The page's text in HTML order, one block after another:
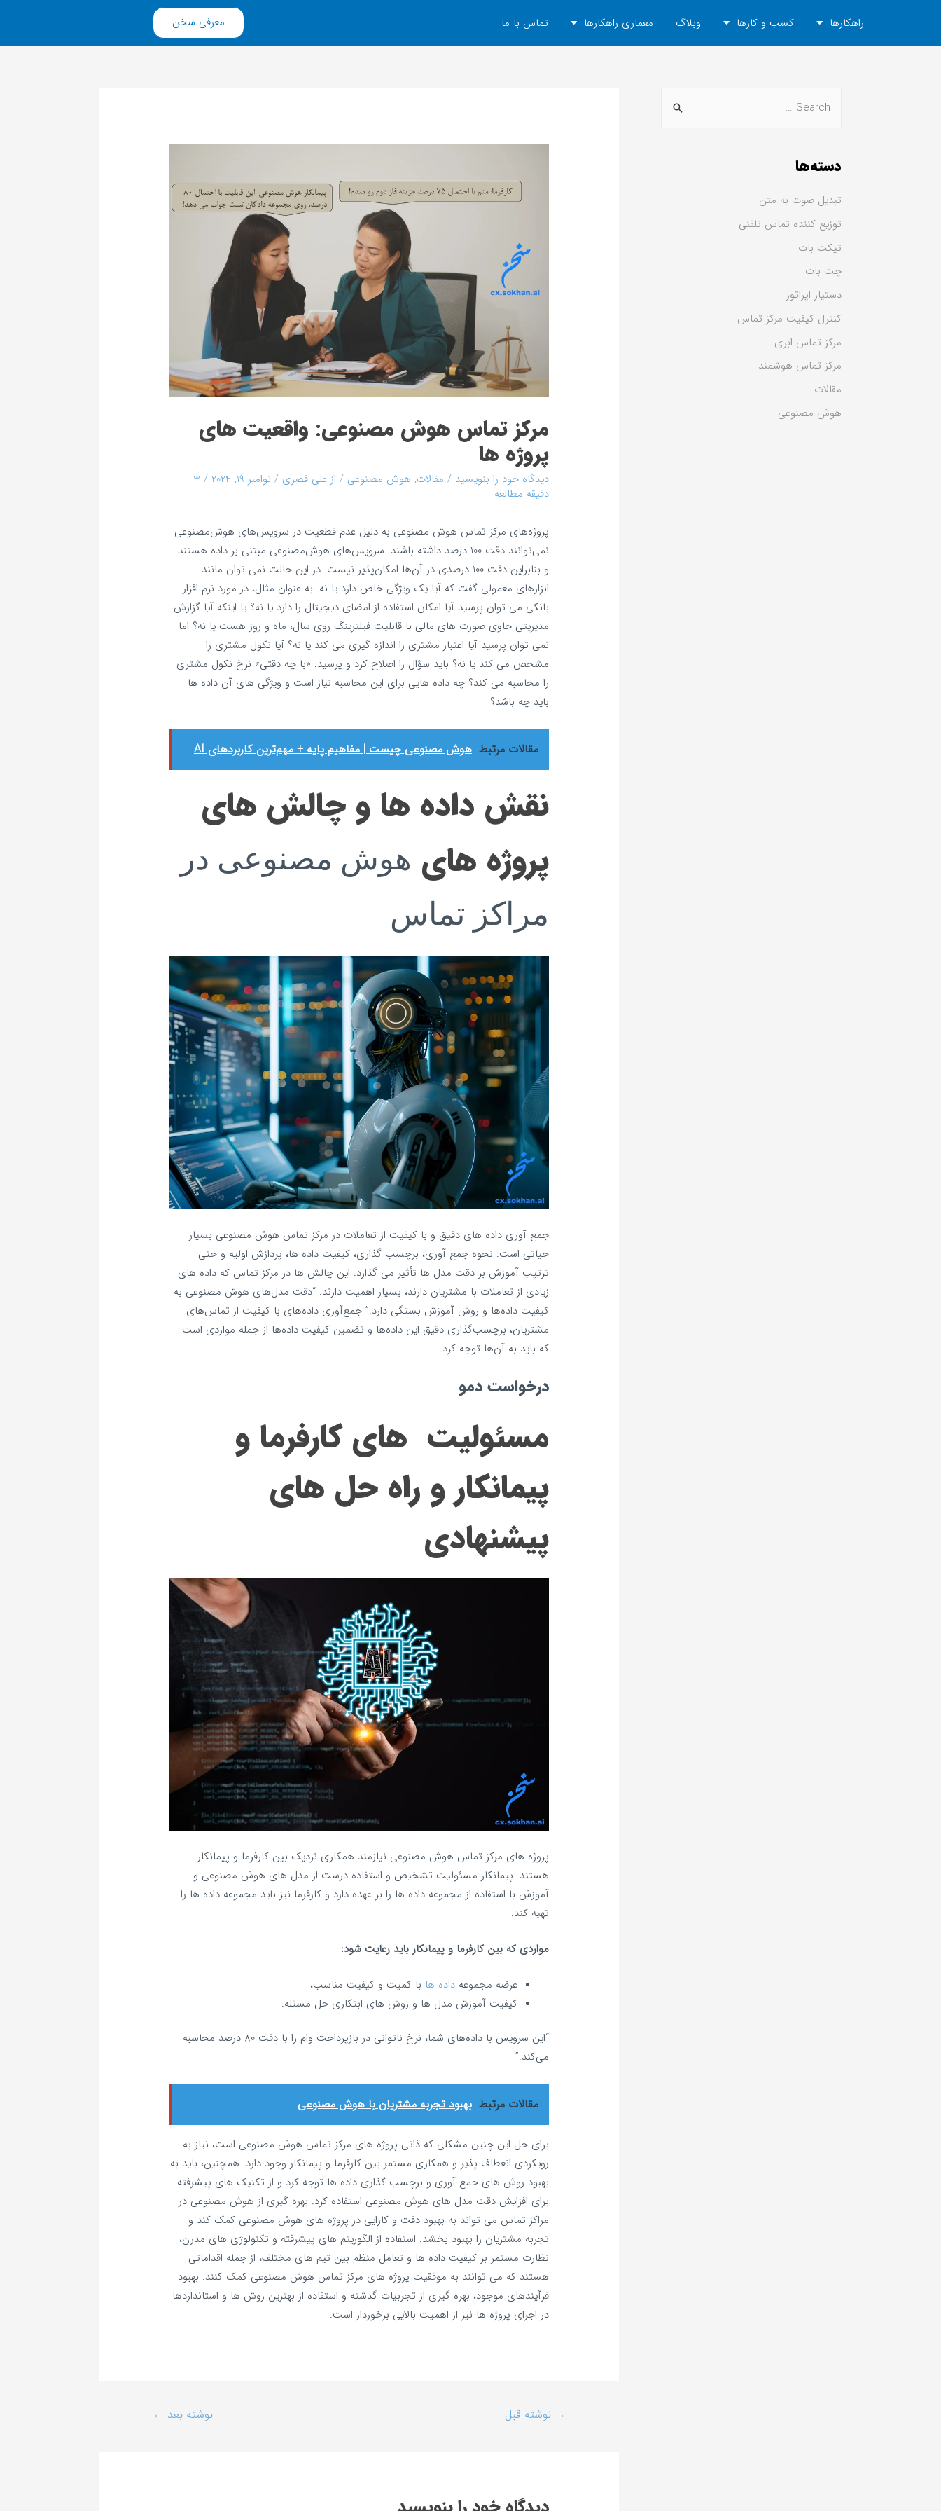
راهکارها کسب و کارها وبلاگ معماری راهکارها تماس با ما معرفی سخن
دسته‌ها
تبدیل صوت به متن
توزیع کننده تماس تلفنی
تیکت بات
چت بات
دستیار اپراتور
کنترل کیفیت مرکز تماس
مرکز تماس ابری
مرکز تماس هوشمند
مقالات
هوش مصنوعی
مرکز تماس هوش مصنوعی: واقعیت‌ های
پروژه‌ ها
دیدگاه‌ خود را بنویسید / مقالات, هوش مصنوعی / از علی قصری / نوامبر 19, 2024 /
3
دقیقه مطالعه
پروژه‌های مرکز تماس هوش مصنوعی به دلیل عدم قطعیت در سرویس‌های هوش‌مصنوعی
نمی‌توانند دقت 100 درصد داشته باشند. سرویس‌های هوش‌مصنوعی مبتنی بر داده هستند
و بنابراین دقت 100 درصدی در آن‌ها امکان‌پذیر نیست. در این حالت نمی‌ توان مانند
ابزارهای معمولی گفت که آیا یک ویژگی خاص دارد یا نه. به عنوان مثال، در مورد نرم‌ افزار
بانکی می‌ توان پرسید آیا امکان استفاده از امضای دیجیتال را دارد یا نه؟ یا اینکه آیا گزارش
مدیریتی حاوی صورت‌ های مالی با قابلیت فیلترینگ روی سال، ماه و روز هست یا نه؟ اما
نمی‌ توان پرسید آیا اعتبار مشتری را اندازه‌ گیری می‌ کند یا نه؟ آیا نکول مشتری را
مشخص می‌ کند یا نه؟ باید سؤال را اصلاح کرد و پرسید: «با چه دقتی» نرخ نکول مشتری
را محاسبه می‌ کند؟ چه داده‌ هایی برای این محاسبه نیاز است و ویژگی‌ های آن داده‌ ها
باید چه باشد؟
مقالات مرتبط هوش مصنوعی چیست | مفاهیم پایه + مهم‌ترین کاربردهای AI
نقش داده‌ ها و چالش‌ های
پروژه‌ های هوش مصنوعی در
مراکز تماس
جمع‌ آوری داده‌ های دقیق و با کیفیت از تعاملات در مرکز تماس هوش مصنوعی بسیار
حیاتی است. نحوه جمع‌ آوری، برچسب‌ گذاری، کیفیت داده‌ ها، پردازش اولیه و حتی
ترتیب آموزش بر دقت مدل‌ ها تأثیر می‌ گذارد. این چالش‌ ها در مرکز تماس که داده‌ های
زیادی از تعاملات با مشتریان دارند، بسیار اهمیت دارند. “دقت مدل‌های هوش مصنوعی به
کیفیت داده‌ها و روش آموزش بستگی دارد.” جمع‌آوری داده‌های با کیفیت از تماس‌های
مشتریان، برچسب‌گذاری دقیق این داده‌ها و تضمین کیفیت داده‌ها از جمله مواردی است
که باید به آن‌ها توجه کرد.
درخواست دمو
مسئولیت‌ های کارفرما و
پیمانکار و راه‌ حل‌ های
پیشنهادی
پروژه‌ های مرکز تماس هوش مصنوعی نیازمند همکاری نزدیک بین کارفرما و پیمانکار
هستند. پیمانکار مسئولیت تشخیص و استفاده درست از مدل‌ های هوش مصنوعی و
آموزش با استفاده از مجموعه داده‌ ها را بر عهده دارد و کارفرما نیز باید مجموعه داده‌ ها را
تهیه کند.
مواردی که بین کارفرما و پیمانکار باید رعایت شود:
عرضه مجموعهداده‌ ها با کمیت و کیفیت مناسب،
کیفیت آموزش مدل‌ ها و روش‌ های ابتکاری حل مسئله.
“این سرویس با داده‌های شما، نرخ ناتوانی در بازپرداخت وام را با دقت 80 درصد محاسبه
می‌کند.”
مقالات مرتبط بهبود تجربه مشتریان با هوش مصنوعی
برای حل این چنین مشکلی که ذاتی پروژه‌ های مرکز تماس هوش مصنوعی است، نیاز به
رویکردی انعطاف‌ پذیر و همکاری مستمر بین کارفرما و پیمانکار وجود دارد. همچنین، باید به
بهبود روش‌ های جمع‌ آوری و برچسب‌ گذاری داده‌ ها توجه کرد و از تکنیک‌ های پیشرفته
برای افزایش دقت مدل‌ های هوش مصنوعی استفاده کرد. بهره‌ گیری از هوش مصنوعی در
مراکز تماس می‌ تواند به بهبود دقت و کارایی در پروژه‌ های هوش مصنوعی کمک کند و
تجربه مشتریان را بهبود بخشد. استفاده از الگوریتم‌ های پیشرفته و تکنولوژی‌ های مدرن،
نظارت مستمر بر کیفیت داده‌ ها و تعامل منظم بین تیم‌ های مختلف، از جمله اقداماتی
هستند که می‌ توانند به موفقیت پروژه‌ های مرکز تماس هوش مصنوعی کمک کنند. بهبود
فرآیندهای موجود، بهره‌ گیری از تجربیات گذشته و استفاده از بهترین روش‌ ها و استانداردها
در اجرای پروژه‌ ها نیز از اهمیت بالایی برخوردار است.
→ نوشته قبل نوشته بعد ←